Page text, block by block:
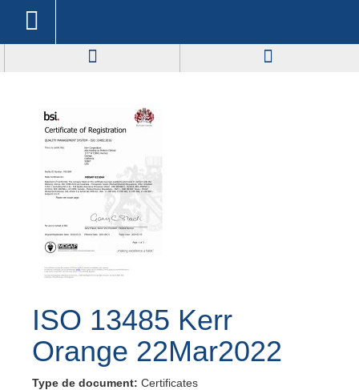
ISO 13485 Kerr
Orange 22Mar2022
Type de document: Certificates